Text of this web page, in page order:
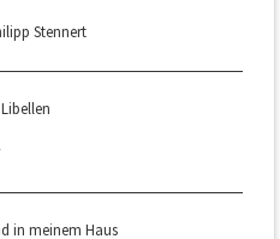
Stennert
in meinem Haus